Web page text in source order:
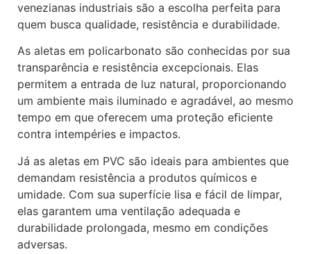
venezianas industriais são a escolha perfeita para
quem busca qualidade, resistência e durabilidade.
As aletas em policarbonato são conhecidas por sua
transparência e resistência excepcionais. Elas
permitem a entrada de luz natural, proporcionando
um ambiente mais iluminado e agradável, ao mesmo
tempo em que oferecem uma proteção eficiente
contra intempéries e impactos.
Já as aletas em PVC são ideais para ambientes que
demandam resistência a produtos químicos e
umidade. Com sua superfície lisa e fácil de limpar,
elas garantem uma ventilação adequada e
durabilidade prolongada, mesmo em condições
adversas.